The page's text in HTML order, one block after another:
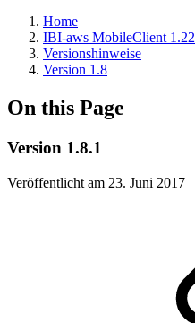
Home
IBI-aws MobileClient 1.22
Versionshinweise
Version 1.8
On this Page
Version 1.8.1
Veröffentlicht am 23. Juni 2017